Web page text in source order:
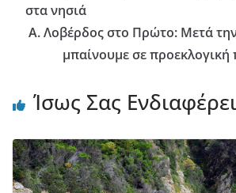
στα νησιά
Α. Λοβέρδος στο Πρώτο: Μετά
μπαίνουμε σε προεκλογική
Ίσως Σας Ενδιαφέρει